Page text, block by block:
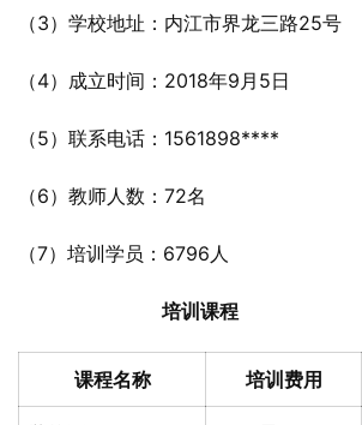
（3）学校地址：内江市界龙三路25号
（4）成立时间：2018年9月5日
（5）联系电话：1561898****
（6）教师人数：72名
（7）培训学员：6796人
培训课程
课程名称 培训费用